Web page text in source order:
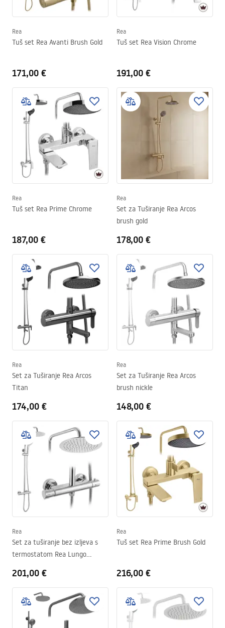
Rea
Tuš set Rea Avanti Brush Gold
171,00 €
Rea
Tuš set Rea Vision Chrome
191,00 €
Rea
Tuš set Rea Prime Chrome
187,00 €
Rea
Set za Tuširanje Rea Arcos
brush gold
178,00 €
Rea
Set za Tuširanje Rea Arcos
Titan
174,00 €
Rea
Set za Tuširanje Rea Arcos
brush nickle
148,00 €
Rea
Set za tuširanje bez izljeva s
termostatom Rea Lungo
201,00 €
Rea
Tuš set Rea Prime Brush Gold
216,00 €